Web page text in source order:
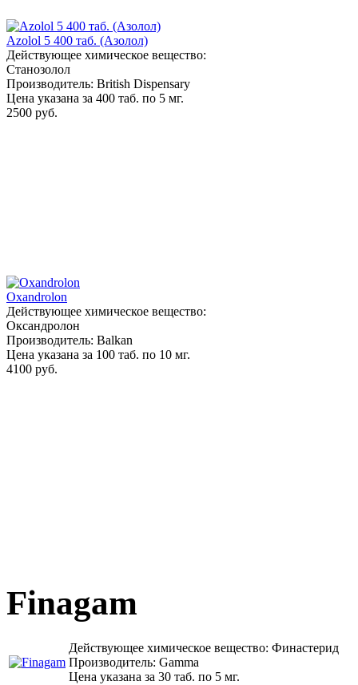
Azolol 5 400 таб. (Азолол)
Действующее химическое вещество:
Станозолол
Производитель: British Dispensary
Цена указана за 400 таб. по 5 мг.
2500 руб.
Oxandrolon
Действующее химическое вещество:
Оксандролон
Производитель: Balkan
Цена указана за 100 таб. по 10 мг.
4100 руб.
Finagam
Действующее химическое вещество: Финастерид
Производитель: Gamma
Цена указана за 30 таб. по 5 мг.